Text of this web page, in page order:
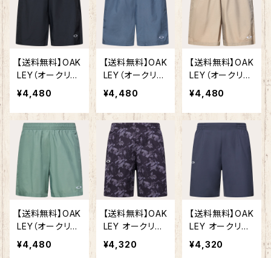
人用 子供用
【送料無料】OAK
LEY（オークリ
ー）Allmighty S
horts 7.0Inch
2.0（FOA40881
4） 水陸両用 撥
水 ハーフパンツ
メンズ pitch b
lack
¥4,480
【送料無料】OAK
LEY（オークリ
ー）Allmighty S
horts 7.0Inch
2.0（FOA40881
4） 水陸両用 撥
水 ハーフパンツ
メンズ gray d
ust
¥4,480
【送料無料】OAK
LEY（オークリ
ー）Allmighty S
horts 7.0Inch
2.0（FOA40881
4） 水陸両用 撥
水 ハーフパンツ
メンズ bark
¥4,480
【送料無料】OAK
LEY（オークリ
ー）Allmighty S
horts 7.0Inch
¥4,480
【送料無料】OAK
LEY オークリー
エンハンス モビ
リティ ショーツ
¥4,320
【送料無料】OAK
LEY オークリー
エンハンス モビ
リティ ショーツ
¥4,320